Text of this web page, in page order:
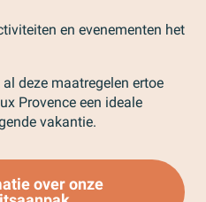
en evenementen het
deze maatregelen ertoe
Provence een ideale
vakantie.
over onze